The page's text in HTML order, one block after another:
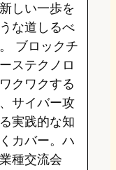
しい一歩を
な道しるべ
ブロックチ
ステクノロ
クワクする
サイバー攻
実践的な知
カバー。ハ
種交流会